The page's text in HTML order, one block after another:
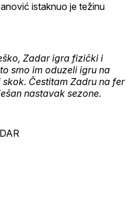
istaknuo je težinu
Zadar igra fizički i
smo im oduzeli igru na
Čestitam Zadru na fer
nastavak sezone.